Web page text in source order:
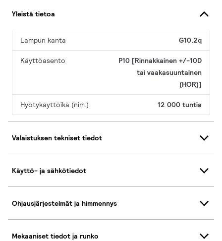
Yleistä tietoa
Lampun kanta G10.2q
Käyttöasento
P10 [Rinnakkainen +/-10D
tai vaakasuuntainen
(HOR)]
Hyötykäyttöikä (nim.) 12 000 tuntia
Valaistuksen tekniset tiedot
Käyttö- ja sähkötiedot
Ohjausjärjestelmät ja himmennys
Mekaaniset tiedot ja runko